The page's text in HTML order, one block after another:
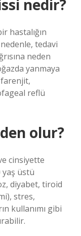
nedir?
hastalığın
tedavi
neden
yanmaya
farenjit,
reflü
olur?
cinsiyette
yaş üstü
diyabet, tiroid
stres,
kullanımı gibi